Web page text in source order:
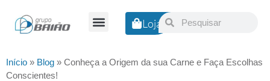
Loja
Início » Blog » Conheça a Origem da sua Carne e Faça Escolhas
Conscientes!